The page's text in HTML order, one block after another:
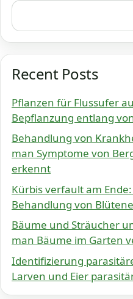
Recent Posts
Pflanzen für Flussufer
Bepflanzung entlang
Behandlung von
man Symptome von
erkennt
Kürbis verfault am
Behandlung von
Bäume und Sträucher
man Bäume im Garten
Identifizierung
Larven und Eier